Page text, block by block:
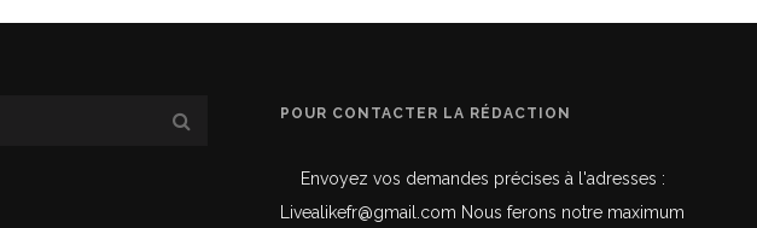
POUR CONTACTER LA RÉDACTION
Envoyez vos demandes précises à l'adresses :
Livealikefr@gmail.com Nous ferons notre maximum